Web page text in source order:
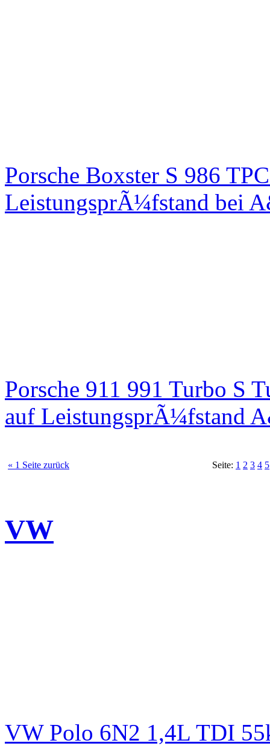
Porsche Boxster S 986
LeistungsprÃ¼fstand bei
Porsche 911 991 Turbo S
auf LeistungsprÃ¼fstand
« 1 Seite zurück Seite: 1 2 3 4 5
VW
VW Polo 6N2 1,4L TDI